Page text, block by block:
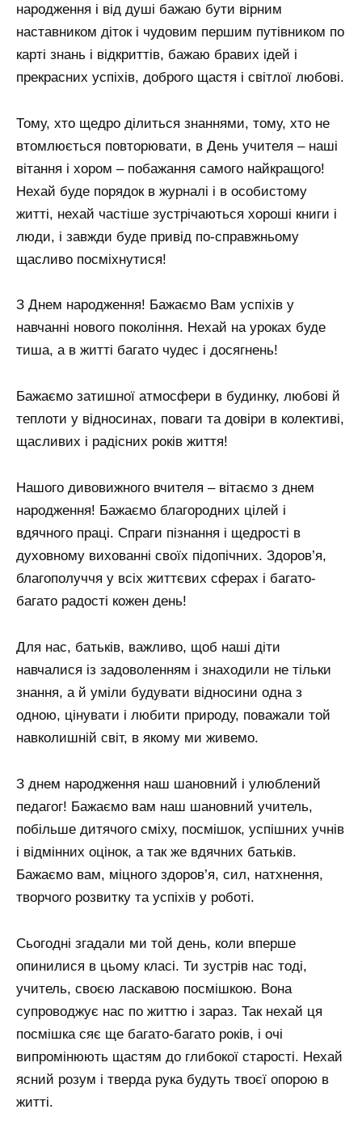
народження і від душі бажаю бути вірним
наставником діток і чудовим першим путівником по
карті знань і відкриттів, бажаю бравих ідей і
прекрасних успіхів, доброго щастя і світлої любові.
Тому, хто щедро ділиться знаннями, тому, хто не
втомлюється повторювати, в День учителя – наші
вітання і хором – побажання самого найкращого!
Нехай буде порядок в журналі і в особистому
житті, нехай частіше зустрічаються хороші книги і
люди, і завжди буде привід по-справжньому
щасливо посміхнутися!
З Днем народження! Бажаємо Вам успіхів у
навчанні нового покоління. Нехай на уроках буде
тиша, а в житті багато чудес і досягнень!
Бажаємо затишної атмосфери в будинку, любові й
теплоти у відносинах, поваги та довіри в колективі,
щасливих і радісних років життя!
Нашого дивовижного вчителя – вітаємо з днем ​​
народження! Бажаємо благородних цілей і
вдячного праці. Спраги пізнання і щедрості в
духовному вихованні своїх підопічних. Здоров’я,
благополуччя у всіх життєвих сферах і багато-
багато радості кожен день!
Для нас, батьків, важливо, щоб наші діти
навчалися із задоволенням і знаходили не тільки
знання, а й уміли будувати відносини одна з
одною, цінувати і любити природу, поважали той
навколишній світ, в якому ми живемо.
З днем ​​народження наш шановний і улюблений
педагог! Бажаємо вам наш шановний учитель,
побільше дитячого сміху, посмішок, успішних учнів
і відмінних оцінок, а так же вдячних батьків.
Бажаємо вам, міцного здоров’я, сил, натхнення,
творчого розвитку та успіхів у роботі.
Сьогодні згадали ми той день, коли вперше
опинилися в цьому класі. Ти зустрів нас тоді,
учитель, своєю ласкавою посмішкою. Вона
супроводжує нас по життю і зараз. Так нехай ця
посмішка сяє ще багато-багато років, і очі
випромінюють щастям до глибокої старості. Нехай
ясний розум і тверда рука будуть твоєї опорою в
житті.